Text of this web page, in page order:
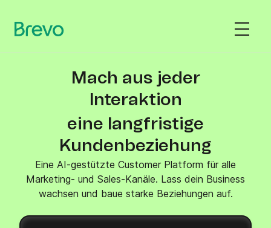
Mach aus jeder
Interaktion
eine langfristige
Kundenbeziehung
Eine AI-gestützte Customer Platform für alle
Marketing- und Sales-Kanäle. Lass dein Business
wachsen und baue starke Beziehungen auf.